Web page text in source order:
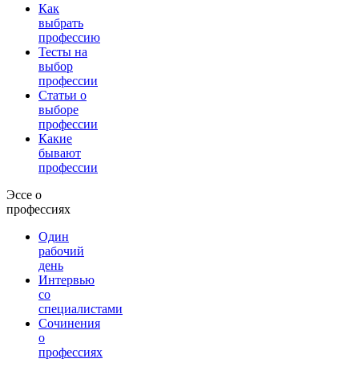
Как
выбрать
профессию
Тесты на
выбор
профессии
Статьи о
выборе
профессии
Какие
бывают
профессии
Эссе о
профессиях
Один
рабочий
день
Интервью
со
специалистами
Сочинения
о
профессиях